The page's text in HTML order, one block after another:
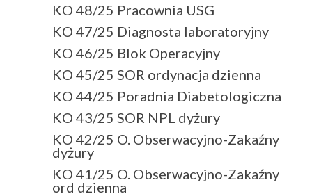
KO 48/25 Pracownia USG
KO 47/25 Diagnosta laboratoryjny
KO 46/25 Blok Operacyjny
KO 45/25 SOR ordynacja dzienna
KO 44/25 Poradnia Diabetologiczna
KO 43/25 SOR NPL dyżury
KO 42/25 O. Obserwacyjno-Zakaźny
dyżury
KO 41/25 O. Obserwacyjno-Zakaźny
ord dzienna